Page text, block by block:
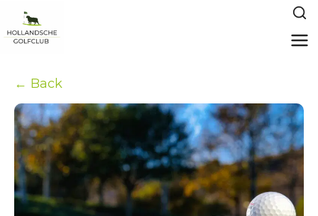
← Back